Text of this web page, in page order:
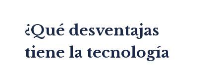
¿Qué desventajas
tiene la tecnología